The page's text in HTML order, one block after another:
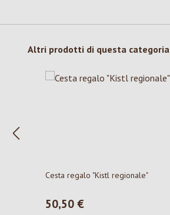
Salta la galleria dei prodotti
Altri prodotti di questa categoria
Cesta regalo "Kistl regionale"
Prezzo normale:
50,50 €